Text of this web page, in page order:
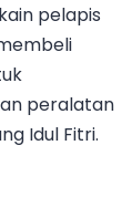
pelapis
peralatan
Idul Fitri.